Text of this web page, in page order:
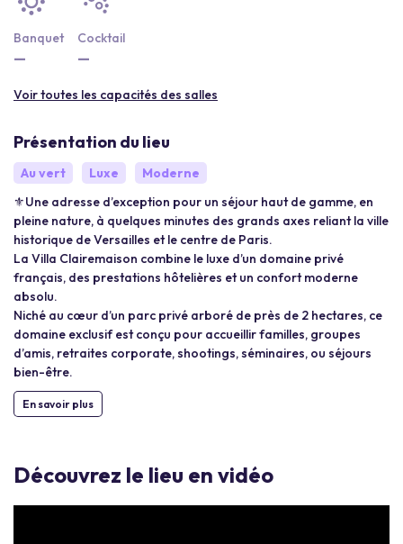
Banquet
—
Cocktail
—
Voir toutes les capacités des salles
Présentation du lieu
Au vert Luxe
Moderne
⚜️Une adresse d’exception pour un séjour haut de gamme, en
pleine nature, à quelques minutes des grands axes reliant la ville
historique de Versailles et le centre de Paris.
La Villa Clairemaison combine le luxe d’un domaine privé
français, des prestations hôtelières et un confort moderne
absolu.
Niché au cœur d’un parc privé arboré de près de 2 hectares, ce
domaine exclusif est conçu pour accueillir familles, groupes
d’amis, retraites corporate, shootings, séminaires, ou séjours
bien-être.
En savoir plus
Découvrez le lieu en vidéo